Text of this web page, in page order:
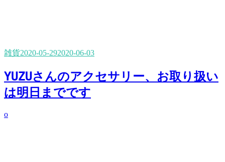
雑貨2020-05-292020-06-03
YUZUさんのアクセサリー、お取り扱い
は明日までです
o